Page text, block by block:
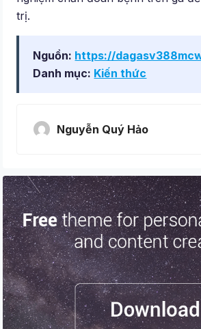
trị.
Nguồn: https://
Danh mục: Kiến thức
Nguyễn Quý Hảo